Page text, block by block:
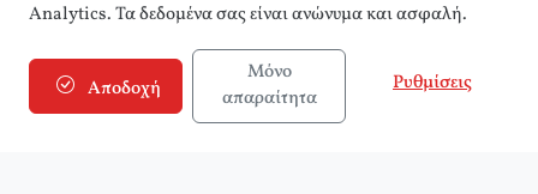
Analytics. Τα δεδομένα σας είναι ανώνυμα και ασφαλή.
Αποδοχή
Μόνο
απαραίτητα
Ρυθμίσεις